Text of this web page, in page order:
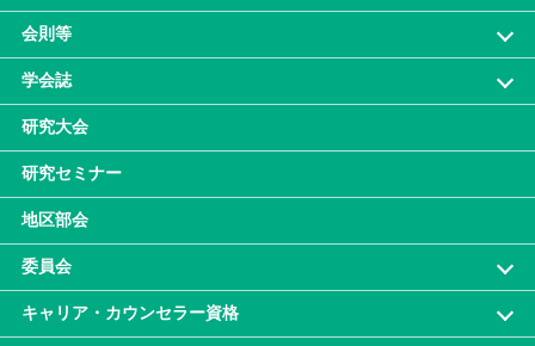
会則等
学会誌
研究大会
研究セミナー
地区部会
委員会
キャリア・カウンセラー資格